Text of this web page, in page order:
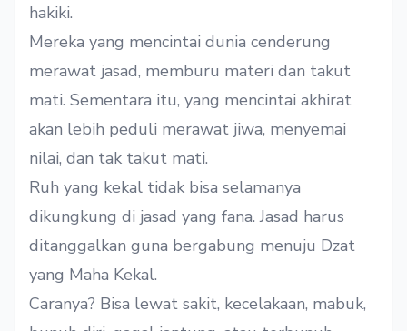
hakiki.
Mereka yang mencintai dunia cenderung
merawat jasad, memburu materi dan takut
mati. Sementara itu, yang mencintai akhirat
akan lebih peduli merawat jiwa, menyemai
nilai, dan tak takut mati.
Ruh yang kekal tidak bisa selamanya
dikungkung di jasad yang fana. Jasad harus
ditanggalkan guna bergabung menuju Dzat
yang Maha Kekal.
Caranya? Bisa lewat sakit, kecelakaan, mabuk,